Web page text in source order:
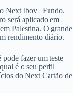
Next Ibov | Fundo.
será aplicado em
Palestina. O grande
rendimento diário.
fazer um teste
é o seu perfil
do Next Cartão de